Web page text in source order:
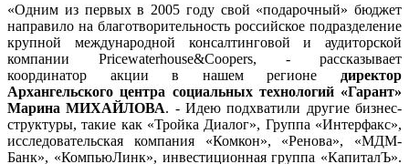
«Одним из первых в 2005 году свой «подарочный» бюджет
направило на благотворительность российское подразделение
крупной международной консалтинговой и аудиторской
компании Pricewaterhouse&Coopers, - рассказывает
координатор акции в нашем регионе директор
Архангельского центра социальных технологий «Гарант»
Марина МИХАЙЛОВА. - Идею подхватили другие бизнес-
структуры, такие как «Тройка Диалог», Группа «Интерфакс»,
исследовательская компания «Комкон», «Ренова», «МДМ-
Банк», «КомпьюЛинк», инвестиционная группа «КапиталЪ».